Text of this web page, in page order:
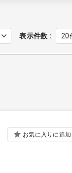
表示件数
お気に入りに追加